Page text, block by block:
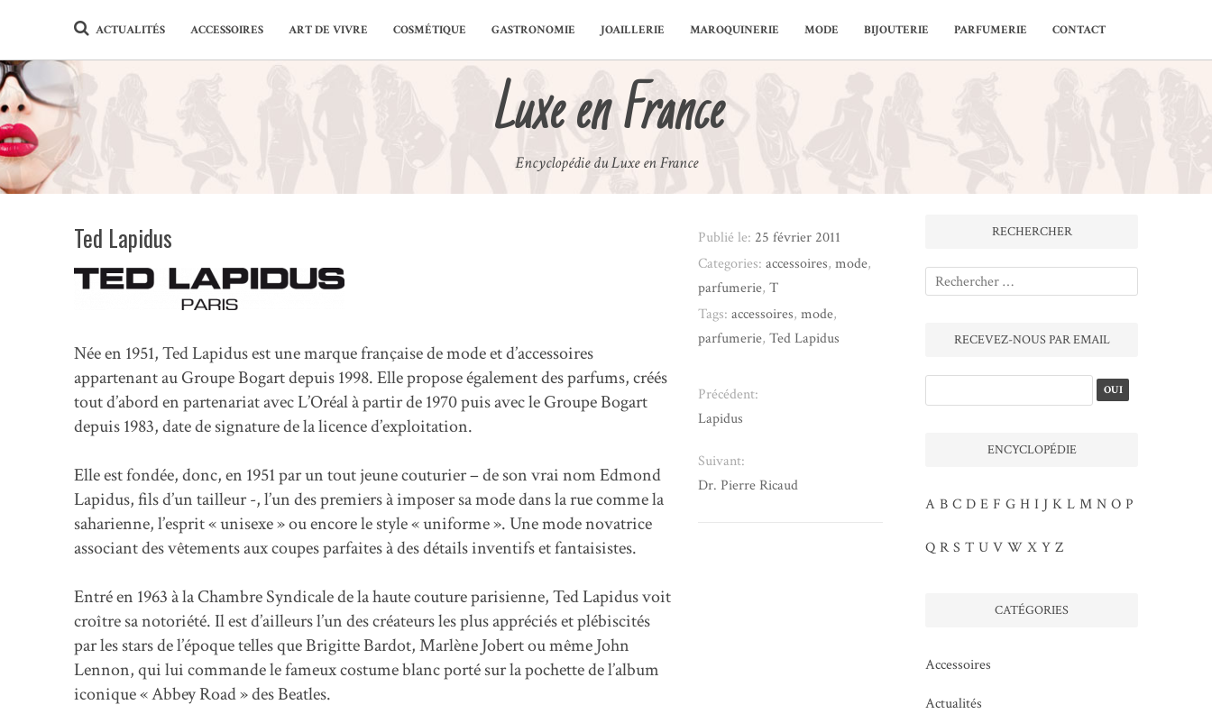
ACTUALITÉS ACCESSOIRES ART DE VIVRE COSMÉTIQUE GASTRONOMIE JOAILLERIE MAROQUINERIE MODE BIJOUTERIE PARFUMERIE CONTACT
Luxe en France
Encyclopédie du Luxe en France
Ted Lapidus
Née en 1951, Ted Lapidus est une marque française de mode et d’accessoires
appartenant au Groupe Bogart depuis 1998. Elle propose également des parfums, créés
tout d’abord en partenariat avec L’Oréal à partir de 1970 puis avec le Groupe Bogart
depuis 1983, date de signature de la licence d’exploitation.
Elle est fondée, donc, en 1951 par un tout jeune couturier – de son vrai nom Edmond
Lapidus, fils d’un tailleur -, l’un des premiers à imposer sa mode dans la rue comme la
saharienne, l’esprit « unisexe » ou encore le style « uniforme ». Une mode novatrice
associant des vêtements aux coupes parfaites à des détails inventifs et fantaisistes.
Entré en 1963 à la Chambre Syndicale de la haute couture parisienne, Ted Lapidus voit
croître sa notoriété. Il est d’ailleurs l’un des créateurs les plus appréciés et plébiscités
par les stars de l’époque telles que Brigitte Bardot, Marlène Jobert ou même John
Lennon, qui lui commande le fameux costume blanc porté sur la pochette de l’album
iconique « Abbey Road » des Beatles.
Publié le: 25 février 2011
Categories: accessoires, mode,
parfumerie, T
Tags: accessoires, mode,
parfumerie, Ted Lapidus
Précédent:
Lapidus
Suivant:
Dr. Pierre Ricaud
RECHERCHER
RECEVEZ-NOUS PAR EMAIL
ENCYCLOPÉDIE
A B C D E F G H I J K L M N O P
Q R S T U V W X Y Z
CATÉGORIES
Accessoires
Actualités